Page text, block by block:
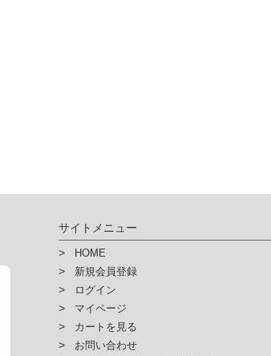
サイトメニュー
HOME
新規会員登録
ログイン
マイページ
カートを見る
お問い合わせ